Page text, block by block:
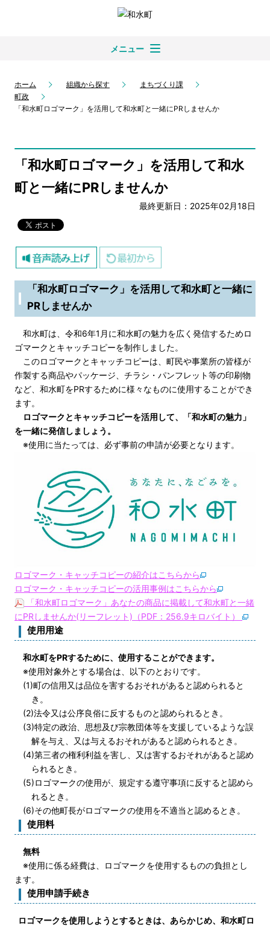
メニュー
ホーム 組織から探す
まちづくり課
町政
「和水町ロゴマーク」を活用して和水町と一緒にPRしませんか
「和水町ロゴマーク」を活用して和水
町と一緒にPRしませんか
最終更新日：2025年02月18日
「和水町ロゴマーク」を活用して和水町と一緒に
PRしませんか
和水町は、令和6年1月に和水町の魅力を広く発信するためロ
ゴマークとキャッチコピーを制作しました。
このロゴマークとキャッチコピーは、町民や事業所の皆様が
作製する商品やパッケージ、チラシ・パンフレット等の印刷物
など、和水町をPRするために様々なものに使用することができ
ます。
ロゴマークとキャッチコピーを活用して、
「和水町の魅力」
を一緒に発信しましょう。
※使用に当たっては、必ず事前の申請が必要となります。
ロゴマーク・キャッチコピーの紹介はこちらから
ロゴマーク・キャッチコピーの活用事例はこちらから
「和水町ロゴマーク」あなたの商品に掲載して和水町と一緒
にPRしませんか(リーフレット)（PDF：256.9キロバイト）
使用用途
和水町をPRするために、使用することができます。
※使用対象外とする場合は、以下のとおりです。
(1)町の信用又は品位を害するおそれがあると認められると
き。
(2)法令又は公序良俗に反するものと認められるとき。
(3)特定の政治、思想及び宗教団体等を支援しているような誤
解を与え、又は与えるおそれがあると認められるとき。
(4)第三者の権利利益を害し、又は害するおそれがあると認め
られるとき。
(5)ロゴマークの使用が、規定する遵守事項に反すると認めら
れるとき。
(6)その他町長がロゴマークの使用を不適当と認めるとき。
使用料
無料
※使用に係る経費は、ロゴマークを使用するものの負担とし
ます。
使用申請手続き
ロゴマークを使用しようとするときは、あらかじめ、和水町ロ